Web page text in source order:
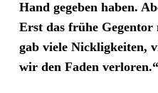
Hand gegeben haben.
Erst das frühe Gegentor
gab viele Nickligkeiten,
wir den Faden verloren.“